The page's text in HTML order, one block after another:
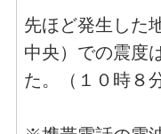
先ほど発生した
中央）での震度
た。（１０時８